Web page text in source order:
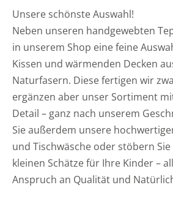
Unsere schönste Auswahl!
Neben unseren handgewebten
in unserem Shop eine feine
Kissen und wärmenden Decken
Naturfasern. Diese fertigen wir
ergänzen aber unser Sortiment
Detail – ganz nach unserem
Sie außerdem unsere
und Tischwäsche oder stöbern
kleinen Schätze für Ihre Kinder –
Anspruch an Qualität und